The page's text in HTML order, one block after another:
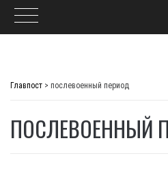
Главпост > послевоенный период
ПОСЛЕВОЕННЫЙ